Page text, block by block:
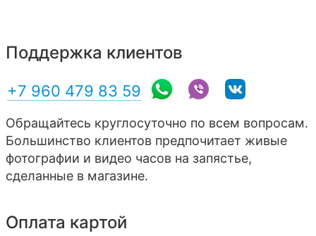
Поддержка клиентов
+7 960 479 83 59
Обращайтесь круглосуточно по всем вопросам.
Большинство клиентов предпочитает живые
фотографии и видео часов на запястье,
сделанные в магазине.
Оплата картой